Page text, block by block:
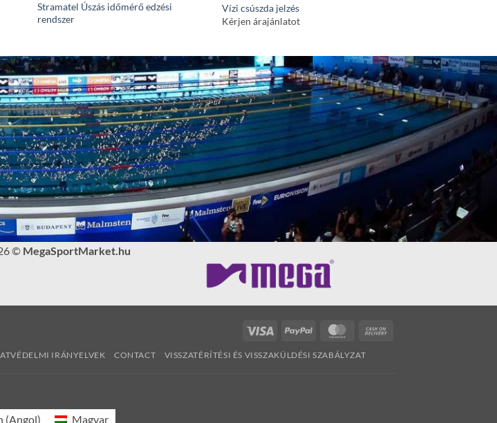
Stramatel Úszás időmérő edzési
rendszer
Vízi csúszda jelzés
Kérjen árajánlatot
© MegaSportMarket.hu
Visa PayPal MasterCard
IRÁNYELVEK CONTACT
VISSZATÉRÍTÉSI ÉS VISSZAKÜLDÉSI SZABÁLYZAT
(Angol) Magyar